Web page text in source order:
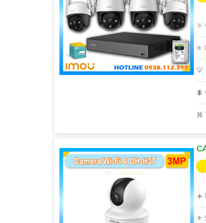
✳️
💡
🐜
️⌘
☀️
⚜️